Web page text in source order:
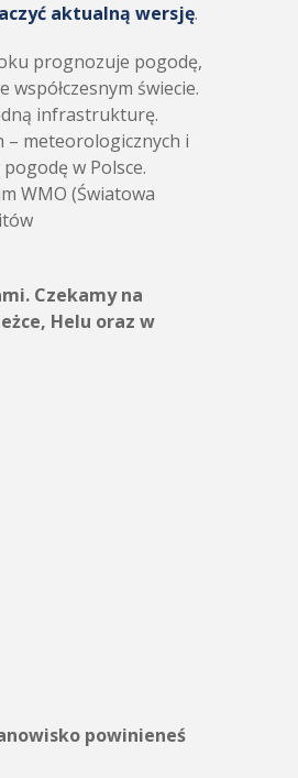
aktualną wersję.
prognozuje pogodę,
świecie.
infrastrukturę.
– meteorologicznych i
w Polsce.
WMO (Światowa
Czekamy na
Helu oraz w
powinieneś